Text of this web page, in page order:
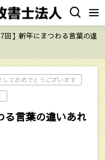
回】新年にまつわる言葉の違
しておめでとうございます
る言葉の違いあれ